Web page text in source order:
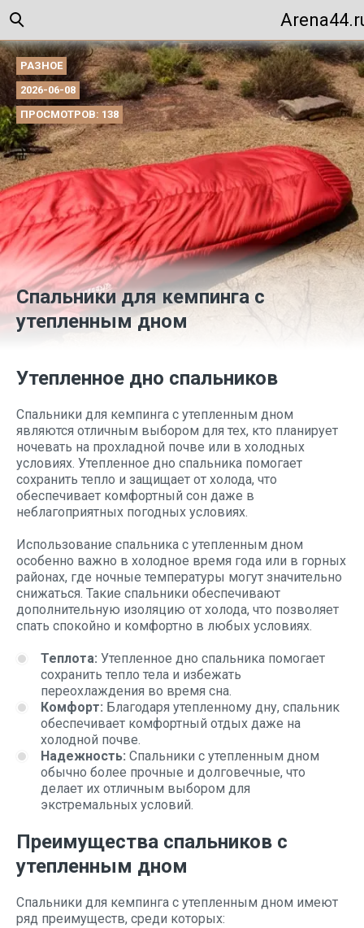
РАЗНОЕ
2026-06-08
ПРОСМОТРОВ: 138
Спальники для кемпинга с
утепленным дном
Утепленное дно спальников
Спальники для кемпинга с утепленным дном
являются отличным выбором для тех, кто планирует
ночевать на прохладной почве или в холодных
условиях. Утепленное дно спальника помогает
сохранить тепло и защищает от холода, что
обеспечивает комфортный сон даже в
неблагоприятных погодных условиях.
Использование спальника с утепленным дном
особенно важно в холодное время года или в горных
районах, где ночные температуры могут значительно
снижаться. Такие спальники обеспечивают
дополнительную изоляцию от холода, что позволяет
спать спокойно и комфортно в любых условиях.
Теплота: Утепленное дно спальника помогает
сохранить тепло тела и избежать
переохлаждения во время сна.
Комфорт: Благодаря утепленному дну, спальник
обеспечивает комфортный отдых даже на
холодной почве.
Надежность: Спальники с утепленным дном
обычно более прочные и долговечные, что
делает их отличным выбором для
экстремальных условий.
Преимущества спальников с
утепленным дном
Спальники для кемпинга с утепленным дном имеют
ряд преимуществ, среди которых: